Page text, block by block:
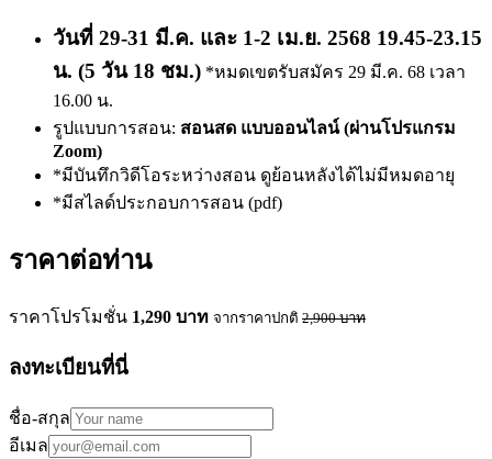
วันที่ 29-31 มี.ค. และ 1-2 เม.ย. 2568 19.45-23.15
น. (5 วัน 18 ชม.) *หมดเขตรับสมัคร 29 มี.ค. 68 เวลา
16.00 น.
รูปแบบการสอน: สอนสด แบบออนไลน์ (ผ่านโปรแกรม
Zoom)
*มีบันทึกวิดีโอระหว่างสอน ดูย้อนหลังได้ไม่มีหมดอายุ
*มีสไลด์ประกอบการสอน (pdf)
ราคาต่อท่าน
ราคาโปรโมชั่น 1,290 บาท จากราคาปกติ 2,900บาท
ลงทะเบียนที่นี่
ชื่อ-สกุล
อีเมล